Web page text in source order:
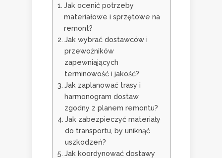
Jak ocenić potrzeby
materiałowe i sprzętowe na
remont?
Jak wybrać dostawców i
przewoźników
zapewniających
terminowość i jakość?
Jak zaplanować trasy i
harmonogram dostaw
zgodny z planem remontu?
Jak zabezpieczyć materiały
do transportu, by uniknąć
uszkodzeń?
Jak koordynować dostawy